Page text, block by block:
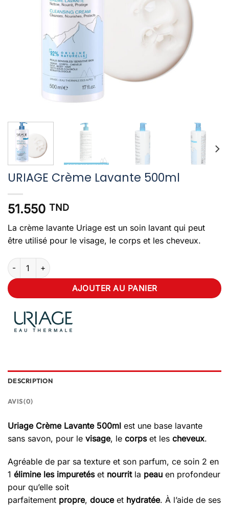
URIAGE Crème Lavante 500ml
51.550 TND
La crème lavante Uriage est un soin lavant qui peut
être utilisé pour le visage, le corps et les cheveux.
quantité de URIAGE Crème Lavante 500ml
AJOUTER AU PANIER
DESCRIPTION
AVIS (0)
Uriage Crème Lavante 500ml est une base lavante
sans savon, pour le visage, le corpset les cheveux.
Agréable de par sa texture et son parfum, ce soin 2 en
1 élimine les impuretéset nourritla peau en profondeur
pour qu’elle soit
parfaitement propre, douceet hydratée. À l’aide de ses